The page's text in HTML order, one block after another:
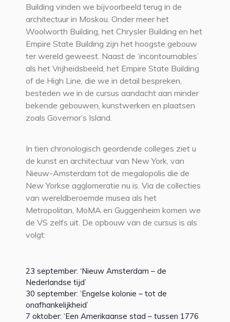
Building vinden we bijvoorbeeld terug in de
architectuur in Moskou. Onder meer het
Woolworth Building, het Chrysler Building en het
Empire State Building zijn het hoogste gebouw
ter wereld geweest. Naast de ‘incontournables’
als het Vrijheidsbeeld, het Empire State Building
of de High Line, die we in detail bespreken,
besteden we in de cursus aandacht aan minder
bekende gebouwen, kunstwerken en plaatsen
zoals Governor’s Island.
In tien chronologisch geordende colleges ziet u
de kunst en architectuur van New York, van
Nieuw-Amsterdam tot de megalopolis die de
New Yorkse agglomeratie nu is. Via de collecties
van wereldberoemde musea als het
Metropolitan, MoMA en Guggenheim komen we
de VS zelfs uit. De opbouw van de cursus is als
volgt:
23 september: ‘Nieuw Amsterdam – de
Nederlandse tijd’
30 september: ‘Engelse kolonie – tot de
onafhankelijkheid’
7 oktober: ‘Een Amerikaanse stad – tussen 1776